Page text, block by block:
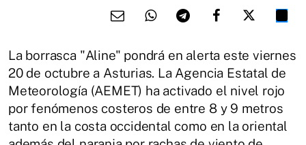
La borrasca "Aline" pondrá en alerta este viernes
20 de octubre a Asturias. La Agencia Estatal de
Meteorología (AEMET) ha activado el nivel rojo
por fenómenos costeros de entre 8 y 9 metros
tanto en la costa occidental como en la oriental